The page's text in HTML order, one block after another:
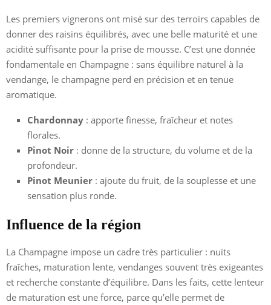
Les premiers vignerons ont misé sur des terroirs capables de
donner des raisins équilibrés, avec une belle maturité et une
acidité suffisante pour la prise de mousse. C’est une donnée
fondamentale en Champagne : sans équilibre naturel à la
vendange, le champagne perd en précision et en tenue
aromatique.
Chardonnay : apporte finesse, fraîcheur et notes
florales.
Pinot Noir : donne de la structure, du volume et de la
profondeur.
Pinot Meunier : ajoute du fruit, de la souplesse et une
sensation plus ronde.
Influence de la région
La Champagne impose un cadre très particulier : nuits
fraîches, maturation lente, vendanges souvent très exigeantes
et recherche constante d’équilibre. Dans les faits, cette lenteur
de maturation est une force, parce qu’elle permet de